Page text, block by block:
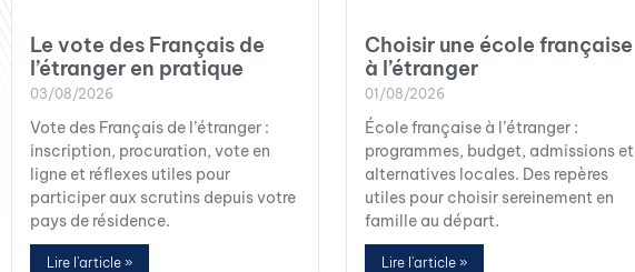
Le vote des Français de
l’étranger en pratique
03/08/2026
Vote des Français de l’étranger :
inscription, procuration, vote en
ligne et réflexes utiles pour
participer aux scrutins depuis votre
pays de résidence.
Lire l'article »
Choisir une école française
à l’étranger
01/08/2026
École française à l’étranger :
programmes, budget, admissions et
alternatives locales. Des repères
utiles pour choisir sereinement en
famille au départ.
Lire l'article »